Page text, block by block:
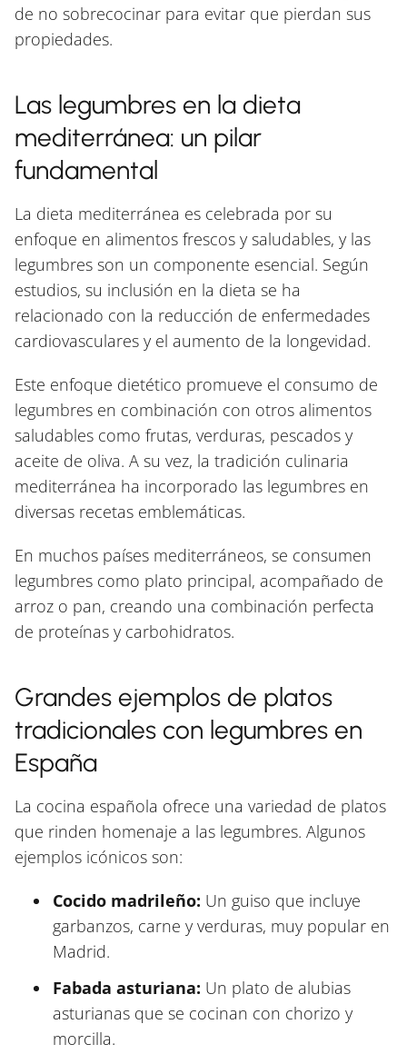
de no sobrecocinar para evitar que pierdan sus
propiedades.
Las legumbres en la dieta
mediterránea: un pilar
fundamental
La dieta mediterránea es celebrada por su
enfoque en alimentos frescos y saludables, y las
legumbres son un componente esencial. Según
estudios, su inclusión en la dieta se ha
relacionado con la reducción de enfermedades
cardiovasculares y el aumento de la longevidad.
Este enfoque dietético promueve el consumo de
legumbres en combinación con otros alimentos
saludables como frutas, verduras, pescados y
aceite de oliva. A su vez, la tradición culinaria
mediterránea ha incorporado las legumbres en
diversas recetas emblemáticas.
En muchos países mediterráneos, se consumen
legumbres como plato principal, acompañado de
arroz o pan, creando una combinación perfecta
de proteínas y carbohidratos.
Grandes ejemplos de platos
tradicionales con legumbres en
España
La cocina española ofrece una variedad de platos
que rinden homenaje a las legumbres. Algunos
ejemplos icónicos son:
Cocido madrileño: Un guiso que incluye
garbanzos, carne y verduras, muy popular en
Madrid.
Fabada asturiana: Un plato de alubias
asturianas que se cocinan con chorizo y
morcilla.